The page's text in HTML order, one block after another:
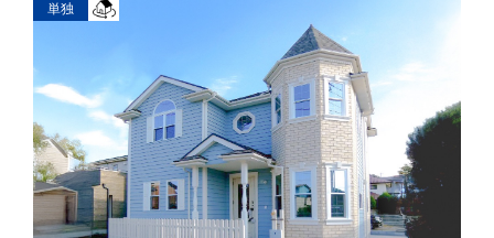
単独